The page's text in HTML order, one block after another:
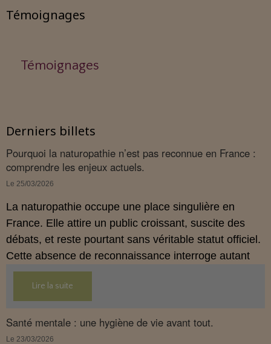
Témoignages
Témoignages
Derniers billets
Pourquoi la naturopathie n’est pas reconnue en France :
comprendre les enjeux actuels.
Le 25/03/2026
La naturopathie occupe une place singulière en
France. Elle attire un public croissant, suscite des
débats, et reste pourtant sans véritable statut officiel.
Cette absence de reconnaissance interroge autant
les praticiens, que les personnes en quête d’une
approche globale de la santé.
reconnue en France, nécessite d’examiner son
Lire la suite
Santé mentale : une hygiène de vie avant tout.
Le 23/03/2026